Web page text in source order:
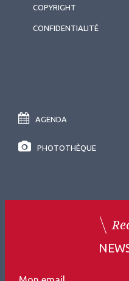
COPYRIGHT
CONFIDENTIALITÉ
AGENDA
PHOTOTHÈQUE